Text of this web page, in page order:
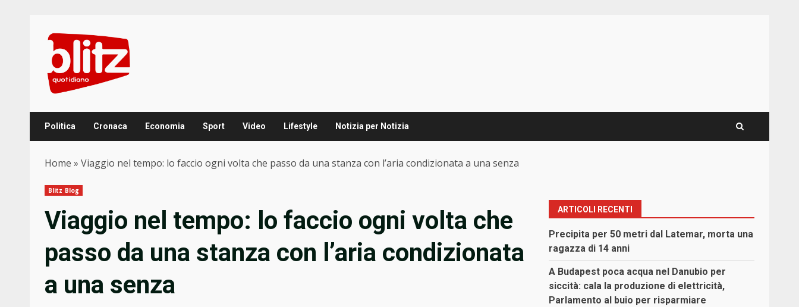
content
Politica Cronaca Economia Sport Video Lifestyle Notizia per Notizia
Home » Viaggio nel tempo: lo faccio ogni volta che passo da una stanza con l’aria condizionata a una senza
Blitz Blog
Viaggio nel tempo: lo faccio ogni volta che
passo da una stanza con l’aria condizionata
a una senza
ARTICOLI RECENTI
Precipita per 50 metri dal Latemar, morta una
ragazza di 14 anni
A Budapest poca acqua nel Danubio per
siccità: cala la produzione di elettricità,
Parlamento al buio per risparmiare